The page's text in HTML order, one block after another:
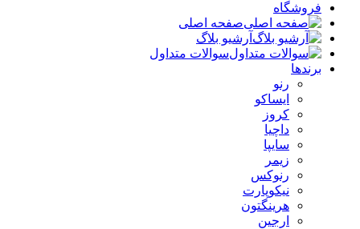
فروشگاه
صفحه اصلی
آرشیو بلاگ
سوالات متداول
برندها
رنو
ایساکو
کروز
داچیا
سایپا
زیمر
رنوکس
نیکوپارت
هرینگتون
ارجین